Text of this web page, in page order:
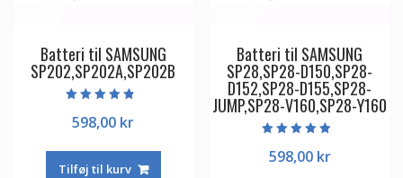
Batteri til SAMSUNG
SP202,SP202A,SP202B
4.50
ud af 5
598,00 kr
Tilføj til kurv
Batteri til SAMSUNG
SP28,SP28-D150,SP28-
D152,SP28-D155,SP28-
JUMP,SP28-V160,SP28-Y160
4.50
ud af 5
598,00 kr